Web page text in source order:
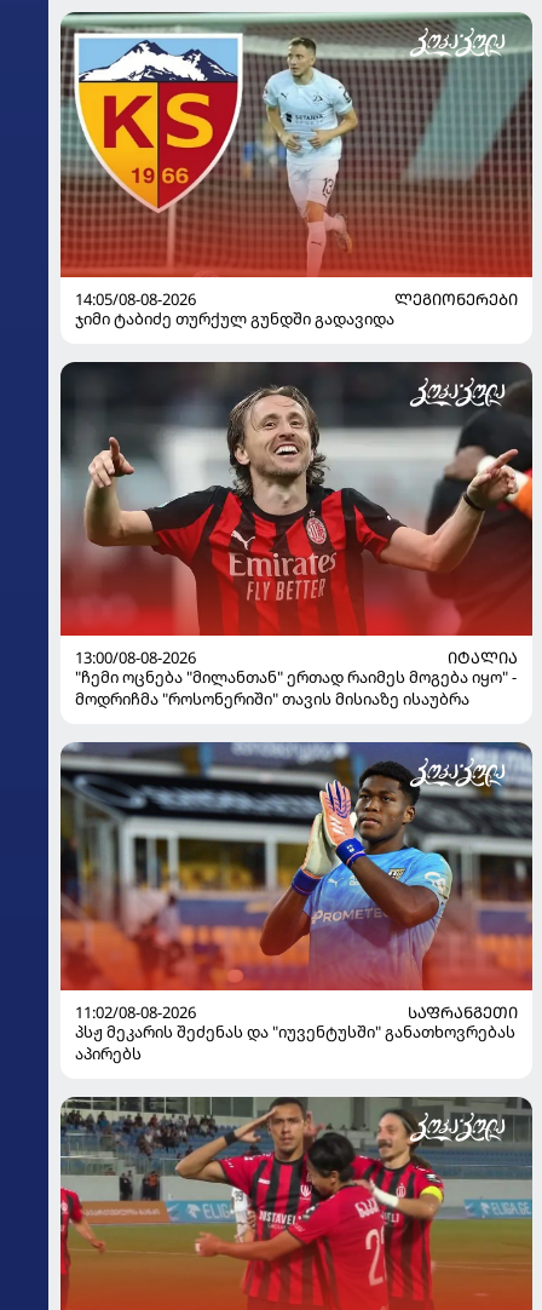
14:05/08-08-2026
ᲚᲔᲒᲘᲝᲜᲔᲠᲔᲑᲘ
ჯიმი ტაბიძე თურქულ გუნდში გადავიდა
13:00/08-08-2026
ᲘᲢᲐᲚᲘᲐ
"ჩემი ოცნება "მილანთან" ერთად რაიმეს მოგება იყო" -
მოდრიჩმა "როსონერიში" თავის მისიაზე ისაუბრა
11:02/08-08-2026
ᲡᲐᲤᲠᲐᲜᲒᲔᲗᲘ
პსჟ მეკარის შეძენას და "იუვენტუსში" განათხოვრებას
აპირებს